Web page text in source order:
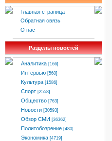
Главная страница
Обратная связь
О нас
Разделы новостей
Аналитика [166]
Интервью [560]
Культура [1586]
Спорт [2558]
Общество [763]
Новости [30593]
Обзор СМИ [36362]
Политобозрение [480]
Экономика [4719]